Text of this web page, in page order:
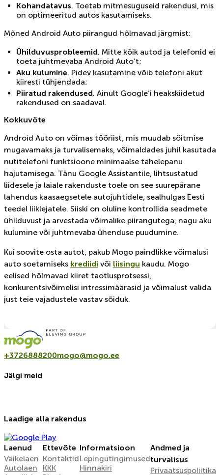
Kohandatavus. Toetab mitmesuguseid rakendusi, mis
on optimeeritud autos kasutamiseks.
Mõned Android Auto piirangud hõlmavad järgmist:
Ühilduvusprobleemid. Mitte kõik autod ja telefonid ei
toeta juhtmevaba Android Auto’t;
Aku kulumine. Pidev kasutamine võib telefoni akut
kiiresti tühjendada;
Piiratud rakendused. Ainult Google’i heakskiidetud
rakendused on saadaval.
Kokkuvõte
Android Auto on võimas tööriist, mis muudab sõitmise
mugavamaks ja turvalisemaks, võimaldades juhil kasutada
nutitelefoni funktsioone minimaalse tähelepanu
hajutamisega. Tänu Google Assistantile, lihtsustatud
liidesele ja laiale rakenduste toele on see suurepärane
lahendus kaasaegsetele autojuhtidele, sealhulgas Eesti
teedel liiklejatele. Siiski on oluline kontrollida seadmete
ühilduvust ja arvestada võimalike piirangutega, nagu aku
kulumine või juhtmevaba ühenduse puudumine.
Kui soovite osta autot, pakub Mogo paindlikke võimalusi
auto soetamiseks krediidi või liisingu kaudu. Mogo
eelised hõlmavad kiiret taotlusprotsessi,
konkurentsivõimelisi intressimäärasid ja võimalust valida
just teie vajadustele vastav sõiduk.
+3726888200mogo@mogo.ee
Jälgi meid
Laadige alla rakendus
Laenud
Väikelaen
Autolaen
Ettevõte
Kontaktid
KKK
Informatsioon
Lepingutingimused
Hinnakiri
Andmed ja
turvalisus
Privaatsuspoliitika